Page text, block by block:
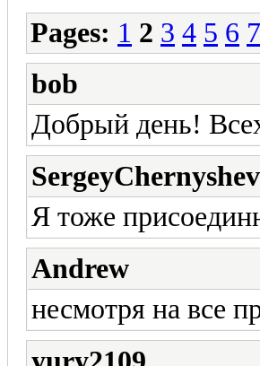
Pages: 1 2 3 4 5 6 7
bob
Добрый день!
SergeyChernyshev
Я тоже
Andrew
несмотря на все